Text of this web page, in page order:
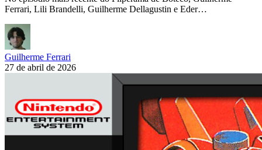
Ferrari, Lili Brandelli, Guilherme Dellagustin e Eder…
Guilherme Ferrari
27 de abril de 2026